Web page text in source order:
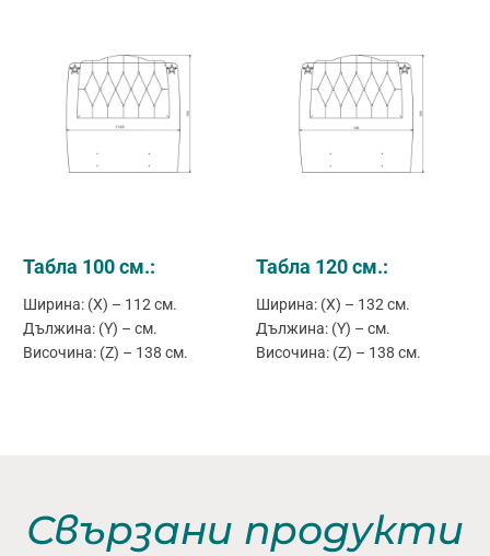
Табла 100 см.:
Ширина: (X) – 112 см.
Дължина: (Y) – см.
Височина: (Z) – 138 см.
Табла 120 см.:
Ширина: (X) – 132 см.
Дължина: (Y) – см.
Височина: (Z) – 138 см.
Свързани продукти